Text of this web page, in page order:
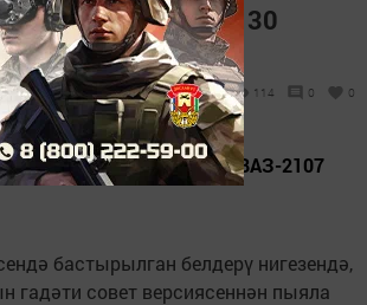
кайтарылган 30
саталар
- 09:05 114 0 0
кайтарылган 1995 елгы ВАЗ-2107
бастырылган белдерү нигезендә,
гадәти совет версиясеннән пыяла